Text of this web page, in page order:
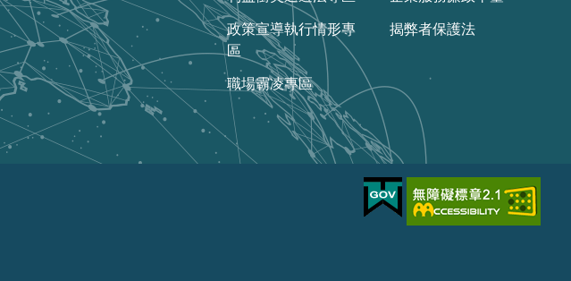
政策宣導執行情形專
區
職場霸凌專區
揭弊者保護法